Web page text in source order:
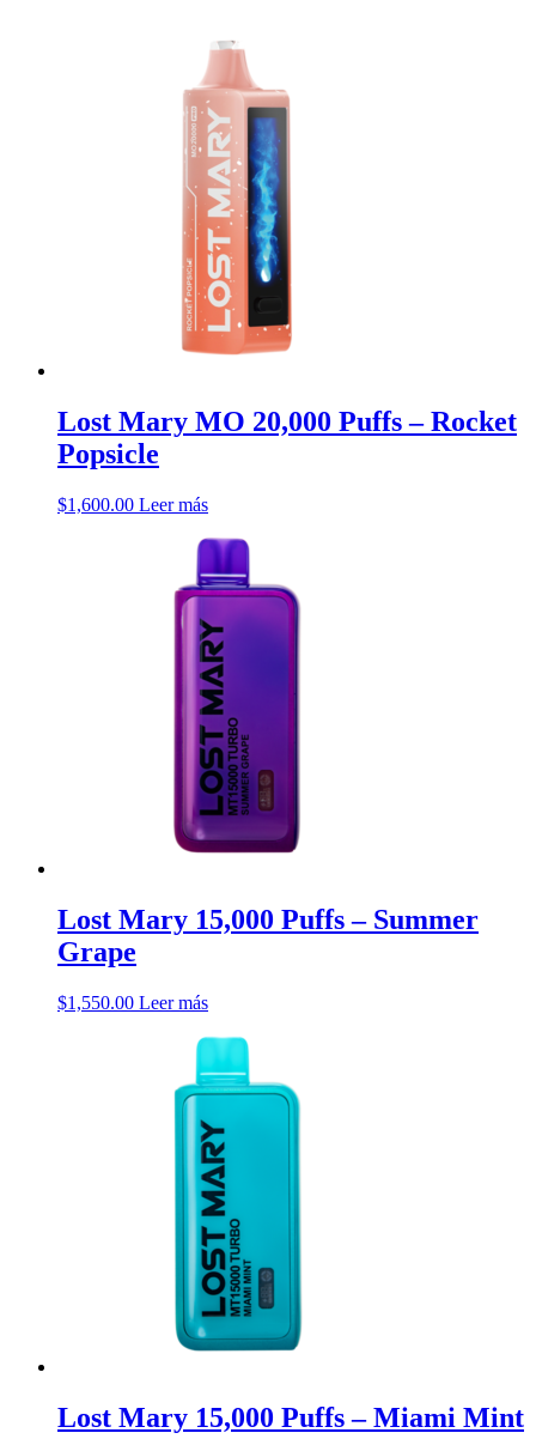
Lost Mary MO 20,000 Puffs – Rocket
Popsicle
$1,600.00 Leer más
Lost Mary 15,000 Puffs – Summer
Grape
$1,550.00 Leer más
Lost Mary 15,000 Puffs – Miami Mint